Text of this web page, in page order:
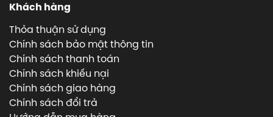
Khách hàng
Thỏa thuận sử dụng
Chính sách bảo mật thông tin
Chính sách thanh toán
Chính sách khiếu nại
Chính sách giao hàng
Chính sách đổi trả